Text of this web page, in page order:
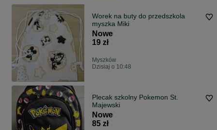
Worek na buty do przedszkola
myszka Miki
Nowe
19 zł
Myszków
Dzisiaj o 10:48
Plecak szkolny Pokemon St.
Majewski
Nowe
85 zł